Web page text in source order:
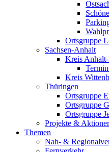
Ortsgruppe
Sachsen-Anhalt
Kreis
Kreis
Thüringen
Ortsgruppe
Ortsgruppe
Ortsgruppe
Projekte &
Themen
Nah- &